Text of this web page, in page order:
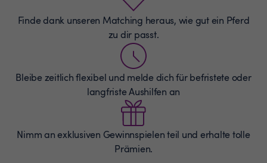
Finde dank unseren Matching heraus, wie gut ein Pferd
zu dir passt.
Bleibe zeitlich flexibel und melde dich für befristete oder
langfriste Aushilfen an
Nimm an exklusiven Gewinnspielen teil und erhalte tolle
Prämien.